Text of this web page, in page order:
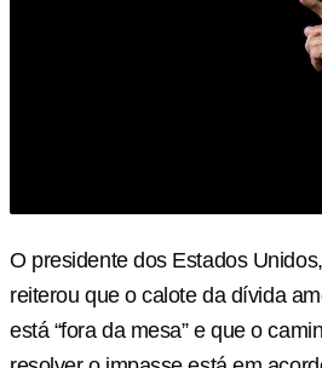
O presidente dos Estados
reiterou que o calote da dívida
está “fora da mesa” e que o